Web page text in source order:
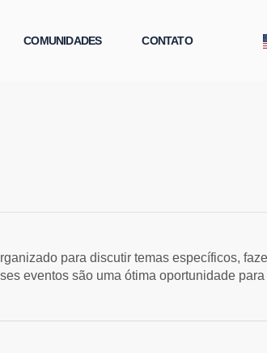
COMUNIDADES CONTATO
para discutir temas específicos,
eventos são uma ótima oportunidade